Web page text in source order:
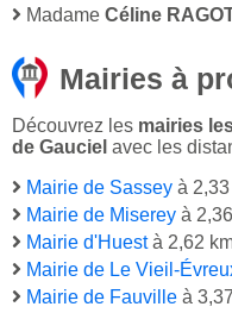
Madame Céline
Mairies à
Découvrez les mairies
de Gauciel avec les
Mairie de Sassey à
Mairie de Miserey à
Mairie d'Huestà 2,62
Mairie de Le Vieil-
Mairie de Fauville à